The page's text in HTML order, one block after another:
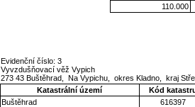
110.000
Evidenční číslo: 3
Vyvzdušňovací věž Vypich
273 43 Buštěhrad, Na Vypichu, okres Kladno, kraj
Katastrální území
Kód
Buštěhrad
616397